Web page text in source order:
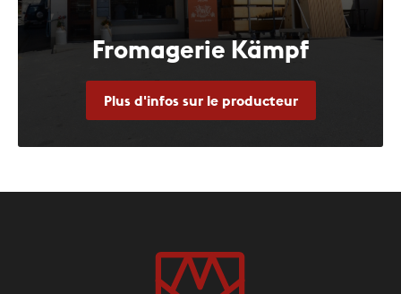
Fromagerie Kämpf
Plus d'infos sur le producteur